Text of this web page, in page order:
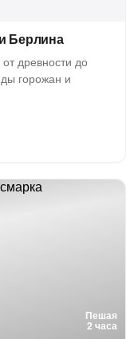
Берлина
древности до
горожан и
Пешая
2 часа